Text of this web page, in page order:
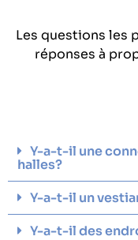
Les questions les
réponses à
Y-a-t-il une
halles?
Y-a-t-il un
Y-a-t-il des